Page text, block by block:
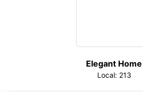
Elegant Home
Local: 213